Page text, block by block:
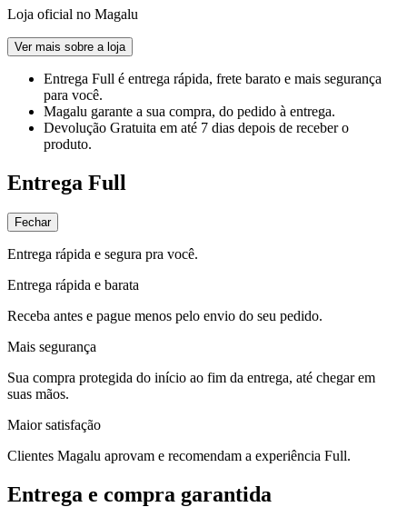
Loja oficial no Magalu
Ver mais sobre a loja
Entrega Full é entrega rápida, frete barato e mais segurança
para você.
Magalu garante a sua compra, do pedido à entrega.
Devolução Gratuita em até 7 dias depois de receber o
produto.
Entrega Full
Fechar
Entrega rápida e segura pra você.
Entrega rápida e barata
Receba antes e pague menos pelo envio do seu pedido.
Mais segurança
Sua compra protegida do início ao fim da entrega, até chegar em
suas mãos.
Maior satisfação
Clientes Magalu aprovam e recomendam a experiência Full.
Entrega e compra garantida